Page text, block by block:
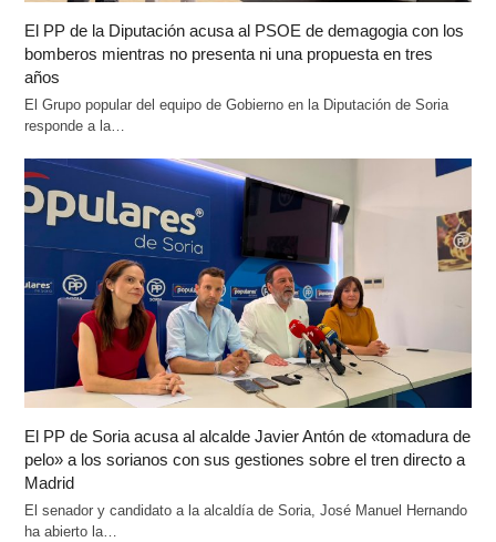
El PP de la Diputación acusa al PSOE de demagogia con los
bomberos mientras no presenta ni una propuesta en tres
años
El Grupo popular del equipo de Gobierno en la Diputación de Soria
responde a la…
El PP de Soria acusa al alcalde Javier Antón de «tomadura de
pelo» a los sorianos con sus gestiones sobre el tren directo a
Madrid
El senador y candidato a la alcaldía de Soria, José Manuel Hernando
ha abierto la…